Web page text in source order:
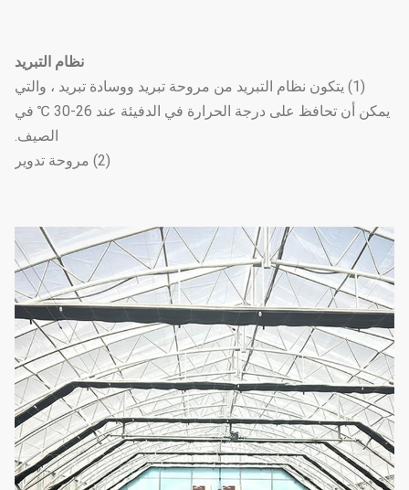
نظام التبريد
(1) يتكون نظام التبريد من مروحة تبريد ووسادة تبريد ، والتي
يمكن أن تحافظ على درجة الحرارة في الدفيئة عند 26-30 ℃ في
الصيف.
(2) مروحة تدوير